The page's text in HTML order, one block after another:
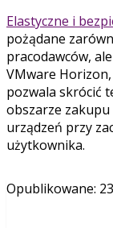
Elastyczne i
pożądane
pracodawców,
VMware Horizon,
pozwala skrócić
obszarze
urządzeń przy
użytkownika.
Opublikowane: